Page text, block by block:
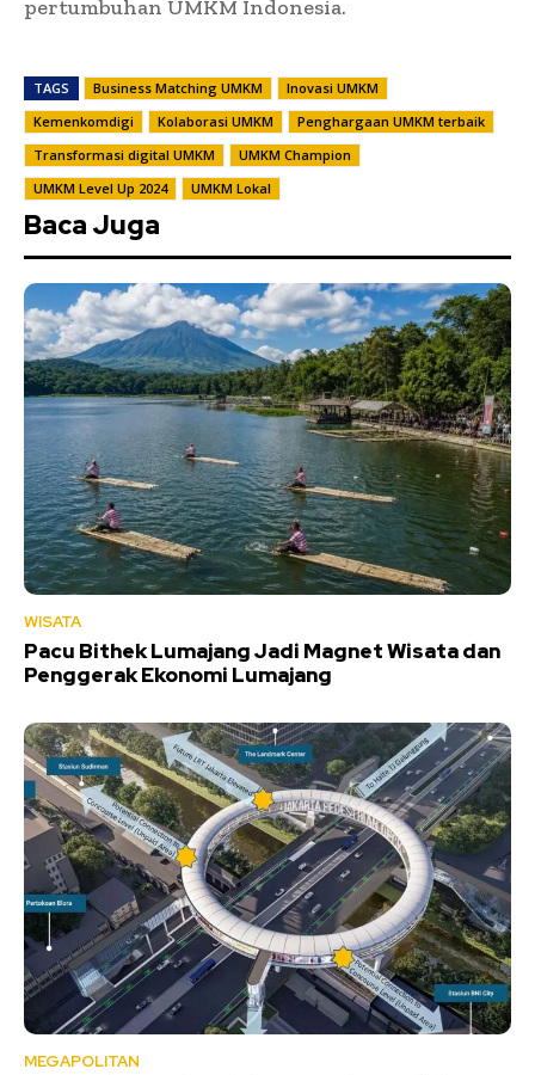
pertumbuhan UMKM Indonesia.
TAGS Business Matching UMKM
Inovasi UMKM
Kemenkomdigi
Kolaborasi UMKM
Penghargaan UMKM terbaik
Transformasi digital UMKM
UMKM Champion
UMKM Level Up 2024
UMKM Lokal
Baca Juga
WISATA
Pacu Bithek Lumajang Jadi Magnet Wisata dan
Penggerak Ekonomi Lumajang
MEGAPOLITAN